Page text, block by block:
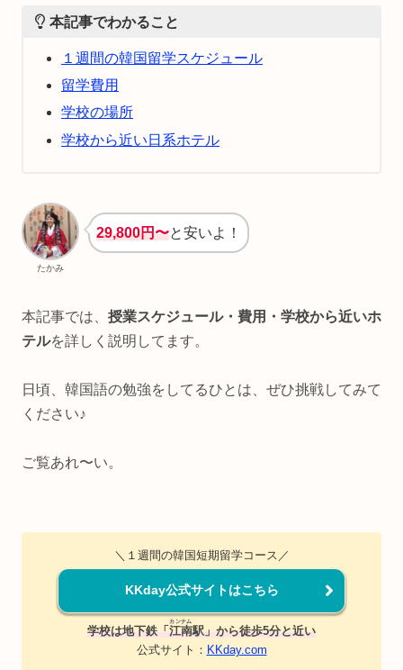
本記事でわかること
１週間の韓国留学スケジュール
留学費用
学校の場所
学校から近い日系ホテル
たかみ
29,800円〜と安いよ！
本記事では、 授業スケジュール・費用・学校から近いホ
テルを詳しく説明してます。
日頃、韓国語の勉強をしてるひとは、ぜひ挑戦してみて
ください♪
ご覧あれ〜い。
＼１週間の韓国短期留学コース／
KKday公式サイトはこちら
学校は地下鉄「江南
カンナム
駅」から徒歩5分と近い
公式サイト： KKday.com